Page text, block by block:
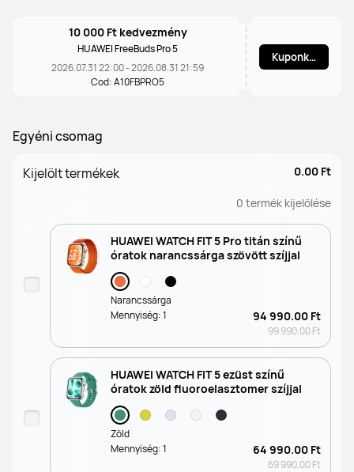
10 000 Ft kedvezmény
HUAWEI FreeBuds Pro 5
2026.07.31 22:00 - 2026.08.31 21:59
Cod: A10FBPRO5
Kuponkód
Egyéni csomag
Kijelölt termékek 0.00 Ft
0 termék kijelölése
HUAWEI WATCH FIT 5 Pro titán színű
óratok narancssárga szövött szíjjal
Narancssárga
94 990.00 Ft
99 990.00 Ft
Mennyiség:1
HUAWEI WATCH FIT 5 ezüst színű
óratok zöld fluoroelasztomer szíjjal
Zöld
64 990.00 Ft
69 990.00 Ft
Mennyiség:1